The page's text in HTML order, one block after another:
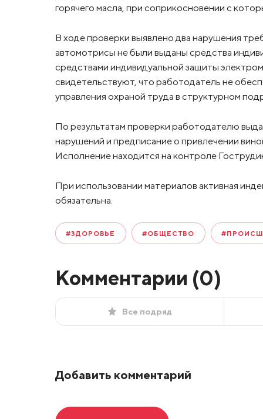
горячего масла, при соприкосновении с
В ходе проверки выявлено два нарушения
автомотрисы не были выданы средства
средствами индивидуальной защиты
свидетельствуют, что работодатель не
управления охраной труда в структурном
По результатам проверки работодателю
нарушений и предписание о привлечении
Исполнение находится на контроле
При использовании материалов активная
обязательна.
#ЗДОРОВЬЕ #ОБЩЕСТВО
Комментарии (0)
Все подряд
Добавить комментарий